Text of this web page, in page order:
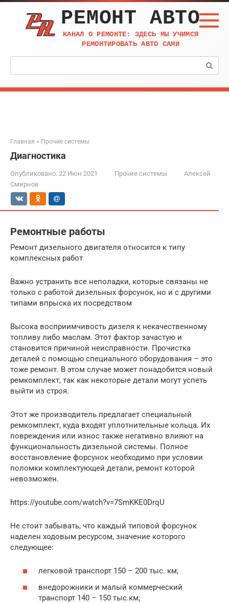
Перейти
контенту
РЕМОНТ АВТО
КАНАЛ О РЕМОНТЕ: ЗДЕСЬ МЫ УЧИМСЯ
РЕМОНТИРОВАТЬ АВТО САМИ
Поиск:
Главная » Прочие системы
Диагностика
Опубликовано: 22 Июн 2021 Прочие системы
Алексей
Смирнов
Ремонтные работы
Ремонт дизельного двигателя относится к типу
комплексных работ
Важно устранить все неполадки, которые связаны не
только с работой дизельных форсунок, но и с другими
типами впрыска их посредством
Высока восприимчивость дизеля к некачественному
топливу либо маслам. Этот фактор зачастую и
становится причиной неисправности. Прочистка
деталей с помощью специального оборудования – это
тоже ремонт. В этом случае может понадобится новый
ремкомплект, так как некоторые детали могут успеть
выйти из строя.
Этот же производитель предлагает специальный
ремкомплект, куда входят уплотнительные кольца. Их
повреждения или износ также негативно влияют на
функциональность дизельной системы. Полное
восстановление форсунок необходимо при условии
поломки комплектующей детали, ремонт которой
невозможен.
https://youtube.com/watch?v=7SmKKE0DrqU
Не стоит забывать, что каждый типовой форсунок
наделен ходовым ресурсом, значение которого
следующее:
легковой транспорт 150 – 200 тыс. км;
внедорожники и малый коммерческий
транспорт 140 – 150 тыс.км;